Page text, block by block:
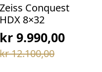
Zeiss Conquest
HDX 8×32
kr12.100,00
Opprinnelig
kr9.990,00
Nåværende